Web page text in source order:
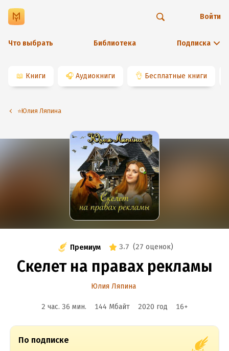
Что выбрать Библиотека Подписка
Войти
📖 Книги 🎧 Аудиокниги 👌 Бесплатные книги
⭐️Юлия Ляпина
Премиум 3.7 (27 оценок)
Скелет на правах рекламы
Юлия Ляпина
2 час. 36 мин. 144 Мбайт 2020 год 16+
По подписке